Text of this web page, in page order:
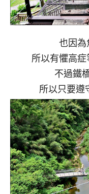
也因為
所以有懼高
不過鐵
所以只要遵